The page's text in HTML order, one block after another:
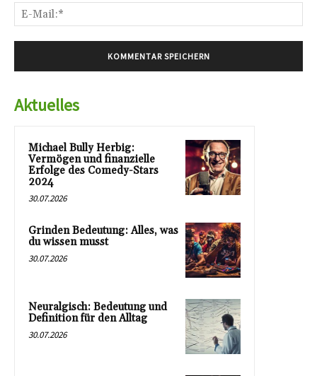
Aktuelles
Michael Bully Herbig:
Vermögen und finanzielle
Erfolge des Comedy-Stars
2024
30.07.2026
Grinden Bedeutung: Alles, was
du wissen musst
30.07.2026
Neuralgisch: Bedeutung und
Definition für den Alltag
30.07.2026